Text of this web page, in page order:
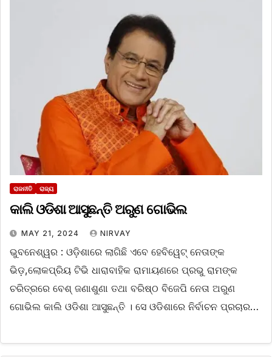
ରାଜନୀତି ରାଜ୍ୟ
କାଲି ଓଡିଶା ଆସୁଛନ୍ତି ଅରୁଣ ଗୋଭିଲ
MAY 21, 2024 NIRVAY
ଭୁବନେଶ୍ୱର : ଓଡ଼ିଶାରେ ଲାଗିଛି ଏବେ ହେବିୱେଟ୍ ନେତାଙ୍କ
ଭିଡ଼,ଲୋକପ୍ରିୟ ଟିଭି ଧାରାବାହିକ ରାମାୟଣରେ ପ୍ରଭୁ ରାମଙ୍କ
ଚରିତ୍ରରେ ବେଶ୍ ଜଣାଶୁଣା ତଥା ବରିଷ୍ଠ ବିଜେପି ନେତା ଅରୁଣ
ଗୋଭିଲ କାଲି ଓଡିଶା ଆସୁଛନ୍ତି । ସେ ଓଡିଶାରେ ନିର୍ବାଚନ ପ୍ରଚାର…